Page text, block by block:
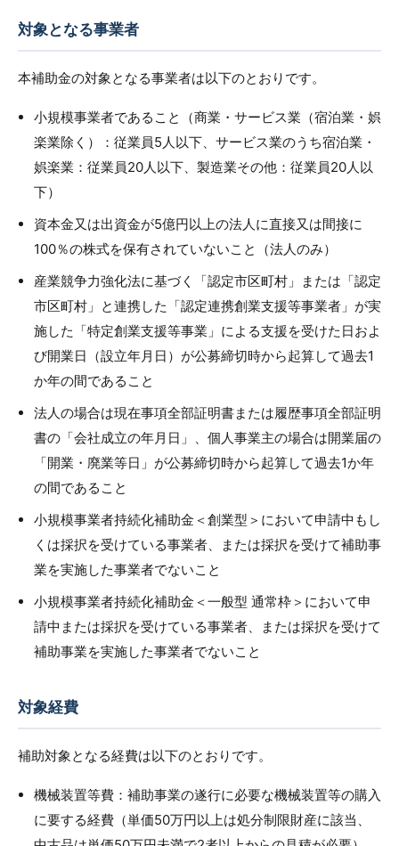
対象となる事業者
本補助金の対象となる事業者は以下のとおりです。
小規模事業者であること（商業・サービス業（宿泊業・娯
楽業除く）：従業員5人以下、サービス業のうち宿泊業・
娯楽業：従業員20人以下、製造業その他：従業員20人以
下）
資本金又は出資金が5億円以上の法人に直接又は間接に
100％の株式を保有されていないこと（法人のみ）
産業競争力強化法に基づく「認定市区町村」または「認定
市区町村」と連携した「認定連携創業支援等事業者」が実
施した「特定創業支援等事業」による支援を受けた日およ
び開業日（設立年月日）が公募締切時から起算して過去1
か年の間であること
法人の場合は現在事項全部証明書または履歴事項全部証明
書の「会社成立の年月日」、個人事業主の場合は開業届の
「開業・廃業等日」が公募締切時から起算して過去1か年
の間であること
小規模事業者持続化補助金＜創業型＞において申請中もし
くは採択を受けている事業者、または採択を受けて補助事
業を実施した事業者でないこと
小規模事業者持続化補助金＜一般型 通常枠＞において申
請中または採択を受けている事業者、または採択を受けて
補助事業を実施した事業者でないこと
対象経費
補助対象となる経費は以下のとおりです。
機械装置等費：補助事業の遂行に必要な機械装置等の購入
に要する経費（単価50万円以上は処分制限財産に該当、